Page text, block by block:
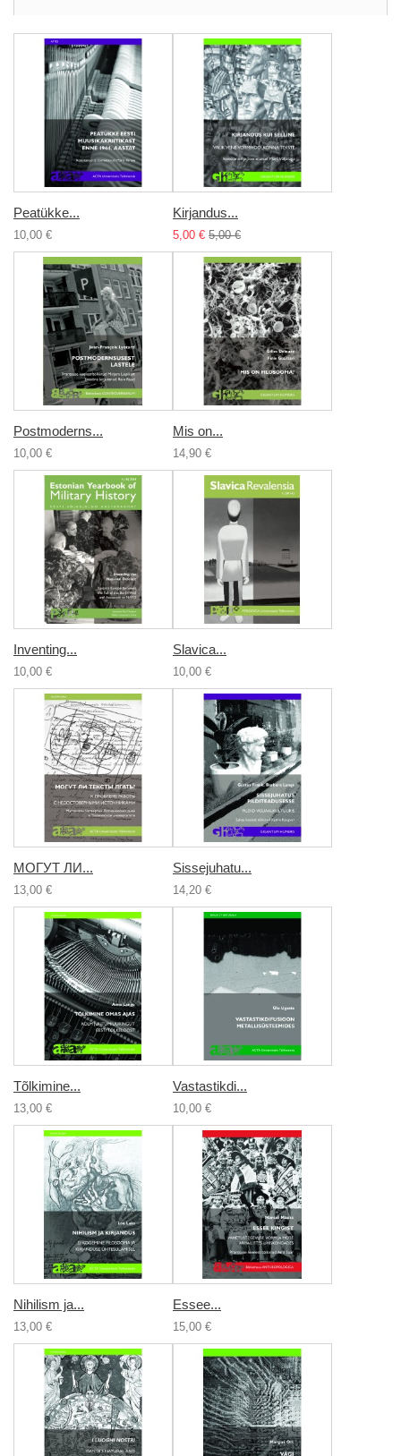
Peatükke...
10,00 €
Kirjandus...
5,00 € 5,00 €
Postmoderns...
10,00 €
Mis on...
14,90 €
Inventing...
10,00 €
Slavica...
10,00 €
МОГУТ ЛИ...
13,00 €
Sissejuhatu...
14,20 €
Tõlkimine...
13,00 €
Vastastikdi...
10,00 €
Nihilism ja...
13,00 €
Essee...
15,00 €